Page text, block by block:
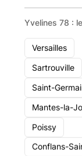
Yvelines 78 :
Versailles
Sartrouville
Saint-
Mantes-la-
Poissy
Conflans-
Montigny-le-
France, est
nombreuses
patrimoine.
patrimoine